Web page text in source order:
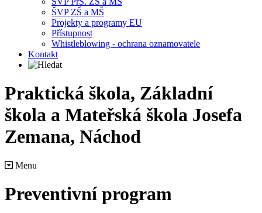
ŠVP ZŠ a MŠ
Projekty a programy EU
Přístupnost
Whistleblowing - ochrana oznamovatele
Kontakt
Praktická škola, Základní
škola a Mateřská škola Josefa
Zemana, Náchod
Menu
Preventivní program